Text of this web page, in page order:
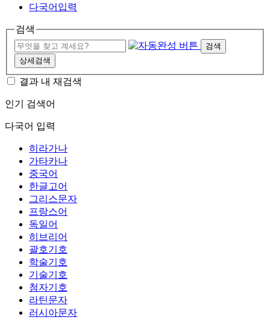
다국어입력
검색
검색
상세검색
결과 내 재검색
인기 검색어
다국어 입력
히라가나
가타카나
중국어
한글고어
그리스문자
프랑스어
독일어
히브리어
괄호기호
학술기호
기술기호
첨자기호
라틴문자
러시아문자